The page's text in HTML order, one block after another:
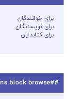
برای خوانندگان
برای نویسندگان
برای کتابداران
##plugins.block.browse##